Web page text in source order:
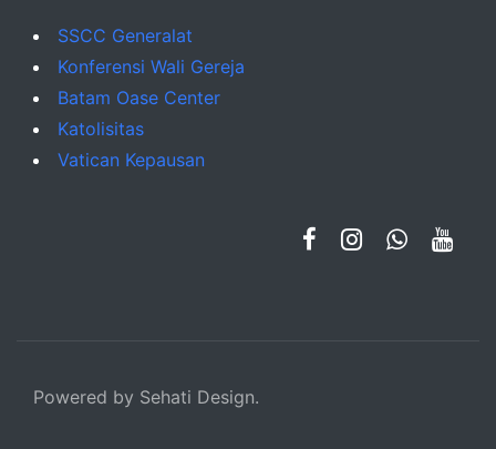
SSCC Generalat
Konferensi Wali Gereja
Batam Oase Center
Katolisitas
Vatican Kepausan
Powered by Sehati Design.